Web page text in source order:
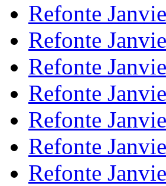
Refonte
Refonte
Refonte
Refonte
Refonte
Refonte
Refonte